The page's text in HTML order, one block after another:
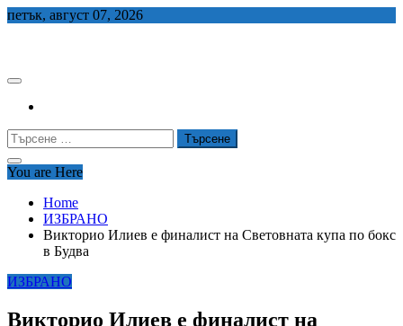
Skip
петък, август 07, 2026
Търсене
за:
You are Here
Home
ИЗБРАНО
Викторио Илиев е финалист на Световната купа по бокс
в Будва
ИЗБРАНО
Викторио Илиев е финалист на